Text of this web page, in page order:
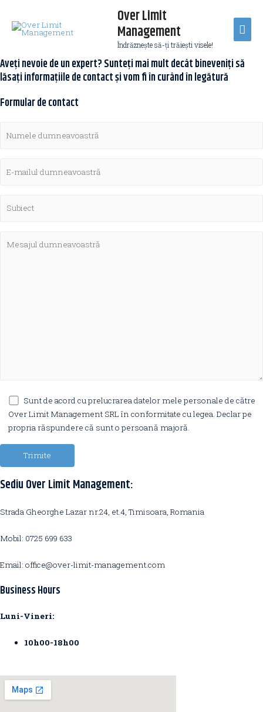
Over Limit
Management
Îndrăzneşte să-ţi trăieşti visele!
Aveți nevoie de un expert? Sunteți mai mult decât bineveniți să
lăsați informațiile de contact și vom fi în curând în legătură
Formular de contact
Sunt de acord cu prelucrarea datelor mele personale de către
Over Limit Management SRL în conformitate cu legea. Declar pe
propria răspundere că sunt o persoană majoră.
Trimite
Sediu Over Limit Management:
Strada Gheorghe Lazar nr.24, et.4, Timisoara, Romania
Mobil: 0725 699 633
Email: office@over-limit-management.com
Business Hours
Luni-Vineri:
10h00-18h00